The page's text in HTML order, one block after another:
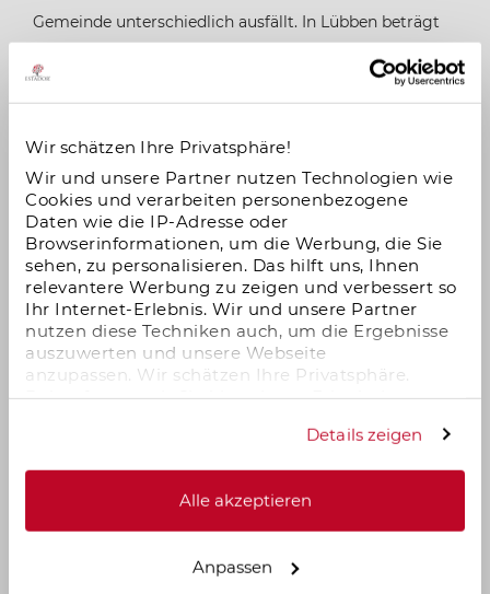
Wir schätzen Ihre Privatsphäre!
Wir und unsere Partner nutzen Technologien wie
Cookies und verarbeiten personenbezogene
Daten wie die IP-Adresse oder
Browserinformationen, um die Werbung, die Sie
sehen, zu personalisieren. Das hilft uns, Ihnen
relevantere Werbung zu zeigen und verbessert so
Ihr Internet-Erlebnis. Wir und unsere Partner
nutzen diese Techniken auch, um die Ergebnisse
auszuwerten und unsere Webseite
anzupassen. Wir schätzen Ihre Privatsphäre.
Daher fragen wir Sie hiermit um Erlaubnis zum
Details zeigen
Alle akzeptieren
Anpassen
Hamburg
Mecklenburg-Vorpommern
Niedersachsen
Nordrhein-Westfalen
Rheinland-Pfalz
Gemeinde unterschiedlich ausfällt. In Lübben beträgt
die Höhe des Hebesatzes für die Grundsteuer 395 %
(02.01.2018), für landwirtschaftlichen Grundbesitz liegt